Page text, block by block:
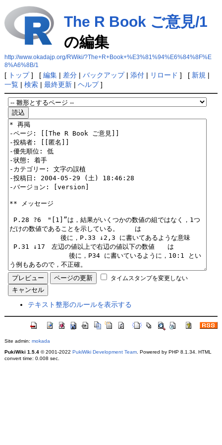
The R Book ご意見/1
の編集
http://www.okadajp.org/RWiki/?The+R+Book+%E3%81%94%E6%84%8F%E
8%A6%8B/1
[ トップ] [ 編集| 差分| バックアップ| 添付| リロード ] [ 新規 |
一覧| 検索| 最終更新| ヘルプ]
タイムスタンプを変更しない
テキスト整形のルールを表示する
Site admin: mokada
PukiWiki 1.5.4© 2001-2022 PukiWiki Development Team. Powered by PHP 8.1.34. HTML
convert time: 0.008 sec.